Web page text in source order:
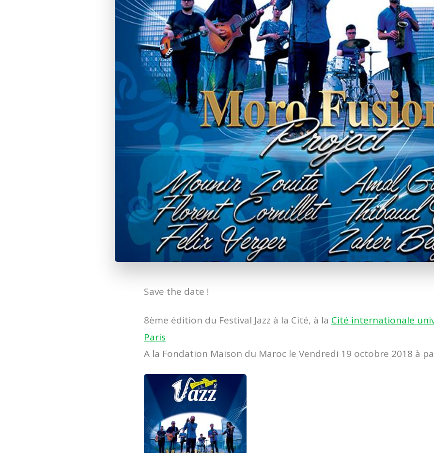
Save the date !
8ème édition du Festival Jazz à la Cité, à la Cité internationale
Paris
A la Fondation Maison du Maroc le Vendredi 19 octobre 2018 à